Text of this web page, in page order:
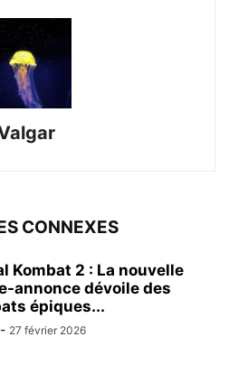
CONNEXES
Kombat 2 : La nouvelle
annonce dévoile des
épiques...
- 27 février 2026